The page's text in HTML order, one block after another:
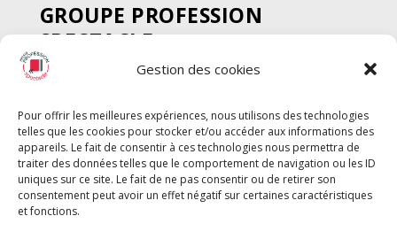
Gestion des cookies
Pour offrir les meilleures expériences, nous utilisons des technologies
telles que les cookies pour stocker et/ou accéder aux informations des
appareils. Le fait de consentir à ces technologies nous permettra de
traiter des données telles que le comportement de navigation ou les ID
uniques sur ce site. Le fait de ne pas consentir ou de retirer son
consentement peut avoir un effet négatif sur certaines caractéristiques
et fonctions.
GROUPE PROFESSION
SPECTACLE
Chèque Intermittents
Chèque Compta
Chèque Emploi Spectacle
G-Pods
Profession Audio-visuel